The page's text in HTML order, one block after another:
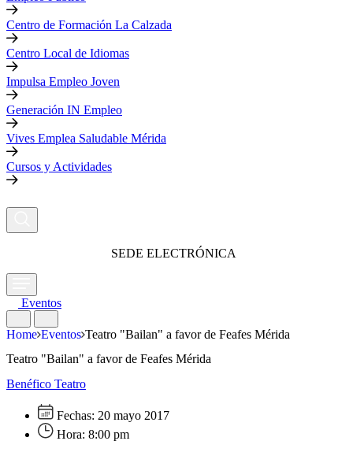
Centro de Formación La Calzada
Centro Local de Idiomas
Impulsa Empleo Joven
Generación IN Empleo
Vives Emplea Saludable Mérida
Cursos y Actividades
SEDE ELECTRÓNICA
Eventos
Home Eventos Teatro "Bailan" a favor de Feafes Mérida
Teatro "Bailan" a favor de Feafes Mérida
Benéfico Teatro
Fechas: 20 mayo 2017
Hora: 8:00 pm